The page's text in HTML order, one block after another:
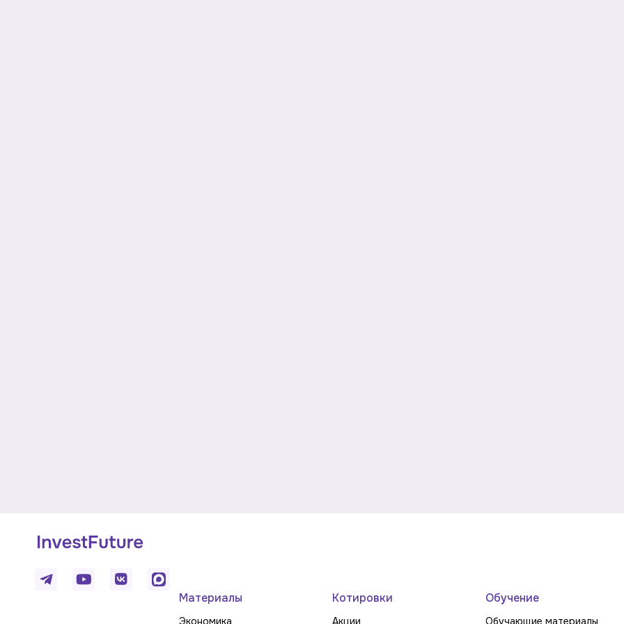
Материалы
Экономика
Котировки
Акции
Обучение
Обучающие материалы